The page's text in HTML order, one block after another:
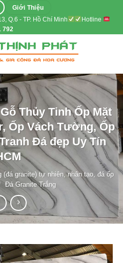
Giới Thiệu
Q.6 - TP. Hồ Chí Minh
Hotline
792
Thủy Tinh Ốp Mặt
Ốp Vách Tường, Ốp
Đá đẹp Uy Tín
granite) tự nhiên, nhân tạo, đá ốp
Đá Granite Trắng